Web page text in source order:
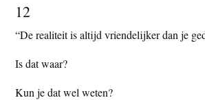
12
“De realiteit is altijd vriendelijker dan je
Is dat waar?
Kun je dat wel weten?